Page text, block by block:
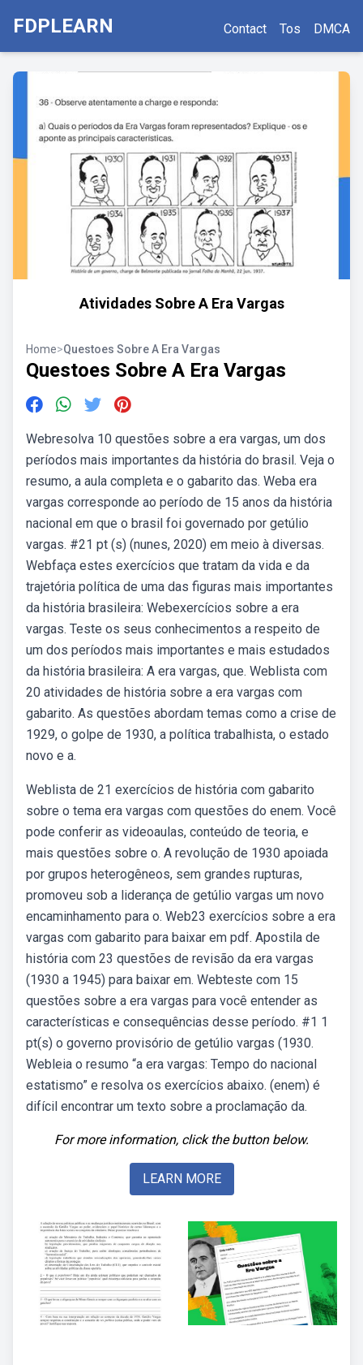
FDPLEARN Contact Tos DMCA
Atividades Sobre A Era Vargas
Home>Questoes Sobre A Era Vargas
Questoes Sobre A Era Vargas
Webresolva 10 questões sobre a era vargas, um dos
períodos mais importantes da história do brasil. Veja o
resumo, a aula completa e o gabarito das. Weba era
vargas corresponde ao período de 15 anos da história
nacional em que o brasil foi governado por getúlio
vargas. #21 pt (s) (nunes, 2020) em meio à diversas.
Webfaça estes exercícios que tratam da vida e da
trajetória política de uma das figuras mais importantes
da história brasileira: Webexercícios sobre a era
vargas. Teste os seus conhecimentos a respeito de
um dos períodos mais importantes e mais estudados
da história brasileira: A era vargas, que. Weblista com
20 atividades de história sobre a era vargas com
gabarito. As questões abordam temas como a crise de
1929, o golpe de 1930, a política trabalhista, o estado
novo e a.
Weblista de 21 exercícios de história com gabarito
sobre o tema era vargas com questões do enem. Você
pode conferir as videoaulas, conteúdo de teoria, e
mais questões sobre o. A revolução de 1930 apoiada
por grupos heterogêne­os, sem grandes rupturas,
promoveu sob a liderança de getúlio vargas um novo
encaminhamento para o. Web23 exercícios sobre a era
vargas com gabarito para baixar em pdf. Apostila de
história com 23 questões de revisão da era vargas
(1930 a 1945) para baixar em. Webteste com 15
questões sobre a era vargas para você entender as
características e consequências desse período. #1 1
pt(s) o governo provisório de getúlio vargas (1930.
Webleia o resumo “a era vargas: Tempo do nacional
estatismo” e resolva os exercícios abaixo. (enem) é
difícil encontrar um texto sobre a proclamação da.
For more information, click the button below.
LEARN MORE